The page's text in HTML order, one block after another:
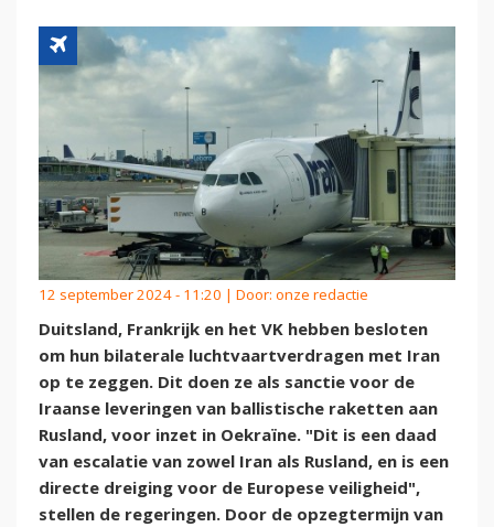
12 september 2024 - 11:20 | Door: onze redactie
Duitsland, Frankrijk en het VK hebben besloten
om hun bilaterale luchtvaartverdragen met Iran
op te zeggen. Dit doen ze als sanctie voor de
Iraanse leveringen van ballistische raketten aan
Rusland, voor inzet in Oekraïne. "Dit is een daad
van escalatie van zowel Iran als Rusland, en is een
directe dreiging voor de Europese veiligheid",
stellen de regeringen. Door de opzegtermijn van